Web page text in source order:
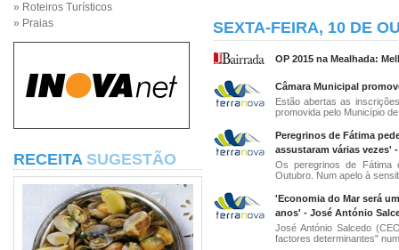
» Roteiros Turísticos
» Praias
RECEITA SUGESTÃO
SEXTA-FEIRA, 10 DE
OP 2015 na Mealhada:
Câmara Municipal
Estão abertas as
promovida pelo Município
Peregrinos de Fátima
assustaram várias vezes'
Os peregrinos de Fátima
Outubro. Num apelo à
'Economia do Mar será
anos' - José António
José António Salcedo
factores determinantes"